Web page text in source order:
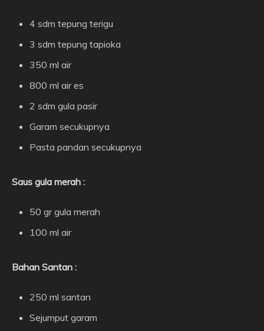
4 sdm tepung terigu
3 sdm tepung tapioka
350 ml air
800 ml air es
2 sdm gula pasir
Garam secukupnya
Pasta pandan secukupnya
Saus gula merah :
50 gr gula merah
100 ml air
Bahan Santan :
250 ml santan
Sejumput garam